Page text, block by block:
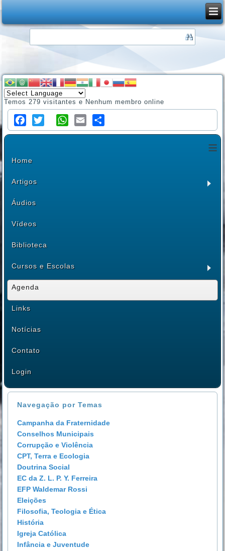
Temos 279 visitantes e Nenhum membro online
Facebook
TwitterWhatsApp
EmailShare
≡
Home
Artigos
Áudios
Vídeos
Biblioteca
Cursos e Escolas
Agenda
Links
Notícias
Contato
Login
Navegação por Temas
Campanha da Fraternidade
Conselhos Municipais
Corrupção e Violência
CPT, Terra e Ecologia
Doutrina Social
EC da Z. L. P. Y. Ferreira
EFP Waldemar Rossi
Eleições
Filosofia, Teologia e Ética
História
Igreja Católica
Infância e Juventude